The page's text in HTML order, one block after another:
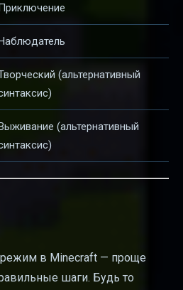
(альтернативный
(альтернативный
режим в Minecraft — проще
шаги. Будь то